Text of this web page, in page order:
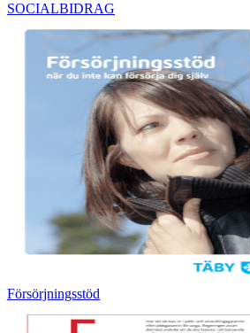
SOCIALBIDRAG
Försörjningsstöd